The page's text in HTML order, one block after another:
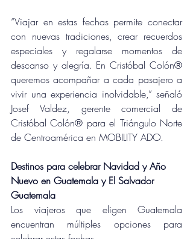
“Viajar en estas fechas permite conectar
con nuevas tradiciones, crear recuerdos
especiales y regalarse momentos de
descanso y alegría. En Cristóbal Colón®
queremos acompañar a cada pasajero a
vivir una experiencia inolvidable,” señaló
Josef Valdez, gerente comercial de
Cristóbal Colón® para el Triángulo Norte
de Centroamérica en MOBILITY ADO.
Destinos para celebrar Navidad y Año
Nuevo en Guatemala y El Salvador
Guatemala
Los viajeros que eligen Guatemala
encuentran múltiples opciones para